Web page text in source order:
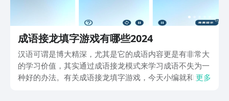
成语接龙填字游戏有哪些2024
汉语可谓是博大精深，尤其是它的成语内容更是有非常大
的学习价值，其实通过成语接龙模式来学习成语不失为一
种好的办法。有关成语接龙填字游戏，今天小编就和大家
更多